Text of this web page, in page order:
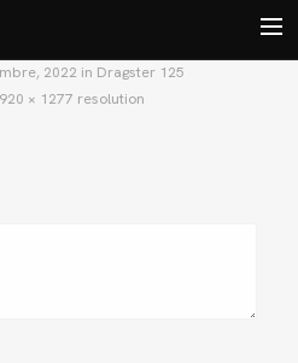
2022 in Dragster 125
× 1277 resolution